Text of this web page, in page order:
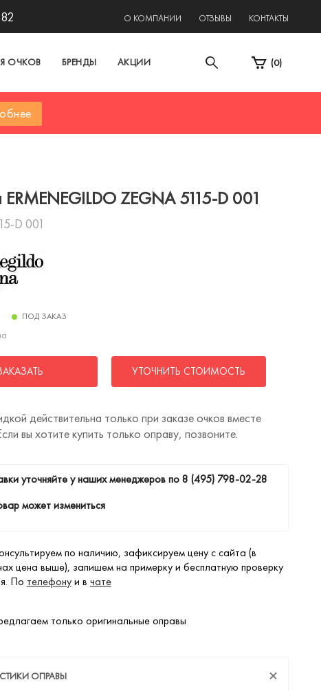
О КОМПАНИИ ОТЗЫВЫ КОНТАКТЫ
ОЧКОВ БРЕНДЫ АКЦИИ (0)
ZEGNA 5115-D 001
D 001
ПОД ЗАКАЗ
УТОЧНИТЬ СТОИМОСТЬ
действительна только при заказе очков вместе
вы хотите купить только оправу, позвоните.
уточняйте у наших менеджеров по8 (495) 798-02-28
может измениться
по наличию, зафиксируем цену с сайта (в
цена выше), запишем на примерку и бесплатную проверку
По телефонуи в чате
только оригинальные оправы
ОПРАВЫ